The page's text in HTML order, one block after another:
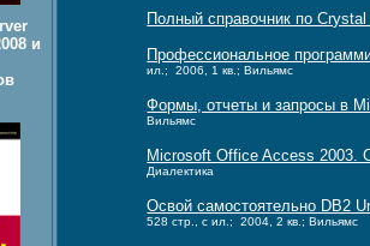
и
Полный справочник по Crystal
Профессиональное
ил.; 2006, 1 кв.; Вильямс
Формы, отчеты и запросы в
Вильямс
Microsoft Office Access 2003.
Диалектика
Освой самостоятельно DB2
528 стр., с ил.; 2004, 2 кв.; Вильямс